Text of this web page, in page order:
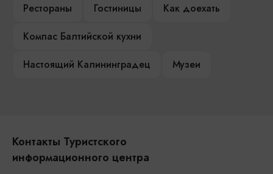
Рестораны
Гостиницы
Как доехать
Компас Балтийской кухни
Настоящий Калининградец
Музеи
Контакты Туристского
информационного центра